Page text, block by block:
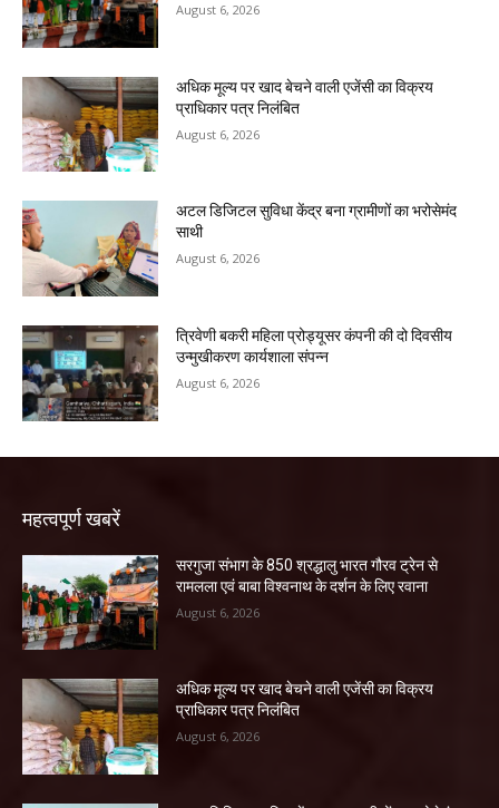
August 6, 2026
अधिक मूल्य पर खाद बेचने वाली एजेंसी का विक्रय
प्राधिकार पत्र निलंबित
August 6, 2026
अटल डिजिटल सुविधा केंद्र बना ग्रामीणों का भरोसेमंद
साथी
August 6, 2026
त्रिवेणी बकरी महिला प्रोड्यूसर कंपनी की दो दिवसीय
उन्मुखीकरण कार्यशाला संपन्न
August 6, 2026
महत्वपूर्ण खबरें
सरगुजा संभाग के 850 श्रद्धालु भारत गौरव ट्रेन से
रामलला एवं बाबा विश्वनाथ के दर्शन के लिए रवाना
August 6, 2026
अधिक मूल्य पर खाद बेचने वाली एजेंसी का विक्रय
प्राधिकार पत्र निलंबित
August 6, 2026